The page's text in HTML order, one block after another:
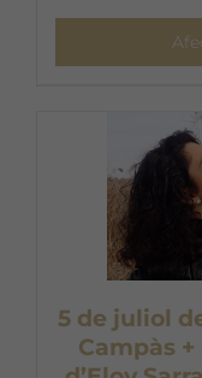
5 de juliol
Campàs